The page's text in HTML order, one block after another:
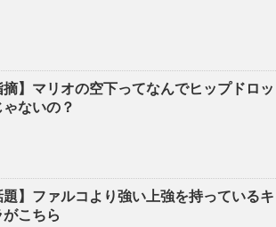
摘】マリオの空下ってなんでヒップドロッ
ゃないの？
題】ファルコより強い上強を持っているキ
がこちら